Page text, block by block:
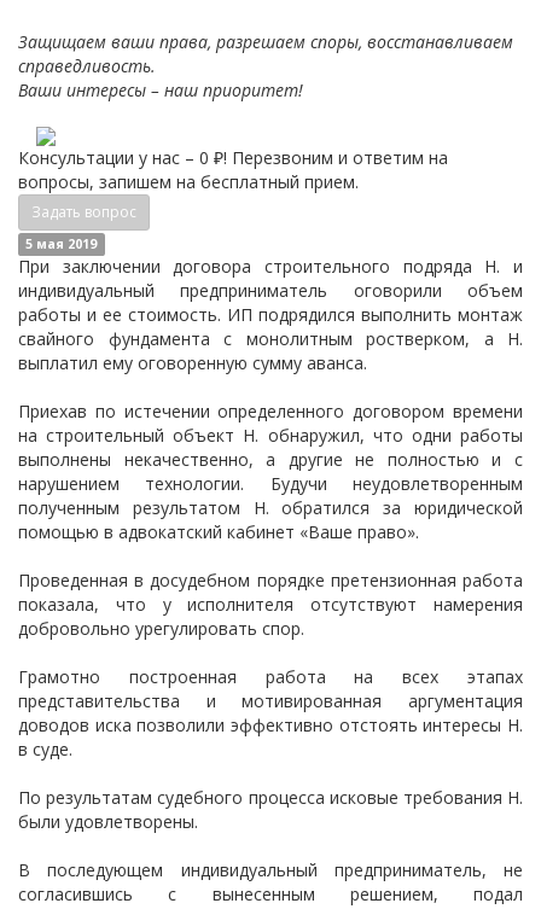
Защищаем ваши права, разрешаем споры, восстанавливаем
справедливость.
Ваши интересы – наш приоритет!
Консультации у нас – 0 ₽! Перезвоним и ответим на
вопросы, запишем на бесплатный прием.
Задать вопрос
5 мая 2019
При заключении договора строительного подряда Н. и
индивидуальный предприниматель оговорили объем
работы и ее стоимость. ИП подрядился выполнить монтаж
свайного фундамента с монолитным ростверком, а Н.
выплатил ему оговоренную сумму аванса.
Приехав по истечении определенного договором времени
на строительный объект Н. обнаружил, что одни работы
выполнены некачественно, а другие не полностью и с
нарушением технологии. Будучи неудовлетворенным
полученным результатом Н. обратился за юридической
помощью в адвокатский кабинет «Ваше право».
Проведенная в досудебном порядке претензионная работа
показала, что у исполнителя отсутствуют намерения
добровольно урегулировать спор.
Грамотно построенная работа на всех этапах
представительства и мотивированная аргументация
доводов иска позволили эффективно отстоять интересы Н.
в суде.
По результатам судебного процесса исковые требования Н.
были удовлетворены.
В последующем индивидуальный предприниматель, не
согласившись с вынесенным решением, подал